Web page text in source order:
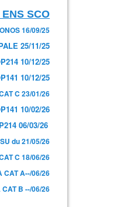
SCO
16/09/25
25/11/25
10/12/25
10/12/25
C 23/01/26
10/02/26
06/03/26
du 21/05/26
C 18/06/26
CAT A--/06/26
CAT B --/06/26